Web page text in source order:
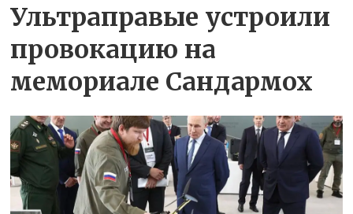
Ультраправые устроили
провокацию на
мемориале Сандармох